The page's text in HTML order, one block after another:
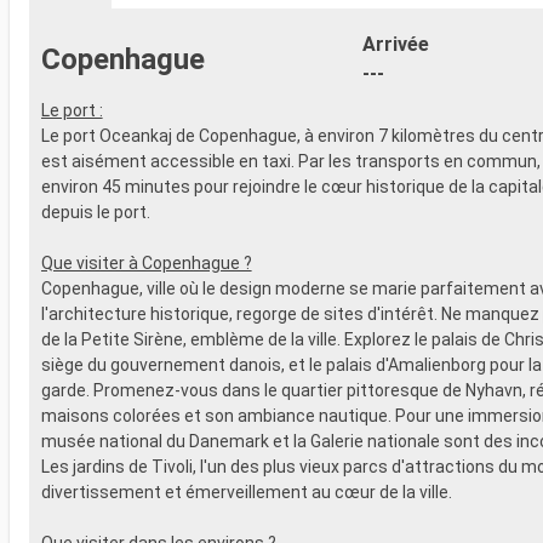
- Activités récréatives pour enfants
- Personnel qualifié multilingue
AUTRES PRIVILÈGES
- Points MSC Voyagers Club
SPORT ET
-
Broadway
- Espace
-
- Salle de
- Activités
- Activités
SERVICES
- Personnel
AUTRES
- Points
Copenhague
Arrivée
---
Le port :
Le port Oceankaj de Copenhague, à environ 7 kilomètres du
est aisément accessible en taxi. Par les transports en
environ 45 minutes pour rejoindre le cœur historique de la
depuis le port.
Que visiter à Copenhague ?
Copenhague, ville où le design moderne se marie parfaitement
l'architecture historique, regorge de sites d'intérêt. Ne
de la Petite Sirène, emblème de la ville. Explorez le palais de
siège du gouvernement danois, et le palais d'Amalienborg pour
garde. Promenez-vous dans le quartier pittoresque de Nyhavn,
maisons colorées et son ambiance nautique. Pour une
musée national du Danemark et la Galerie nationale sont des
Les jardins de Tivoli, l'un des plus vieux parcs d'attractions du
divertissement et émerveillement au cœur de la ville.